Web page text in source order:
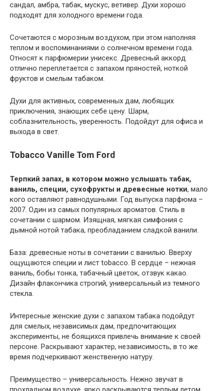
сандал, амбра, табак, мускус, ветивер. Духи хорошо
подходят для холодного времени года.
Сочетаются с морозным воздухом, при этом наполняя
теплом и воспоминаниями о солнечном времени года.
Относят к парфюмерии унисекс. Древесный аккорд
отлично переплетается с запахом пряностей, ноткой
фруктов и смелым табаком.
Духи для активных, современных дам, любящих
приключения, знающих себе цену. Шарм,
соблазнительность, уверенность. Подойдут для офиса и
выхода в свет.
Tobacco Vanille Tom Ford
Терпкий запах, в котором можно услышать табак,
ваниль, специи, сухофрукты и древесные нотки, мало
кого оставляют равнодушными. Год выпуска парфюма –
2007. Один из самых популярных ароматов. Стиль в
сочетании с шармом. Изящная, мягкая симфония с
дымной нотой табака, преобладанием сладкой ванили.
База: древесные ноты в сочетании с ванилью. Вверху
ощущаются специи и лист tobacco. В сердце – нежная
ваниль, бобы тонка, табачный цветок, отзвук какао.
Дизайн флакончика строгий, универсальный из темного
стекла.
Интересные женские духи с запахом табака подойдут
для смелых, независимых дам, предпочитающих
эксперименты, не боящихся привлечь внимание к своей
персоне. Раскрывают характер, независимость, в то же
время подчеркивают женственную натуру.
Преимущество – универсальность. Нежно звучат в